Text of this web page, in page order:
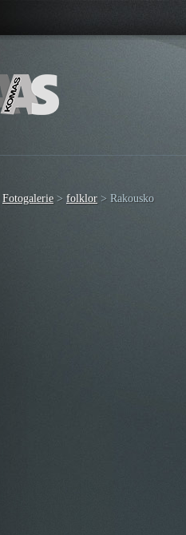
Fotogalerie > folklor > Rakousko